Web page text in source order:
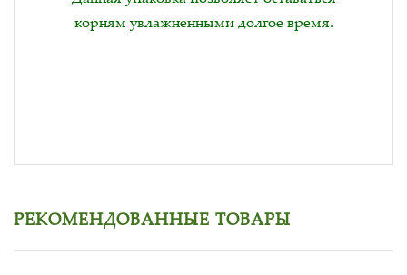
корням увлажненными долгое время.
РЕКОМЕНДОВАННЫЕ ТОВАРЫ